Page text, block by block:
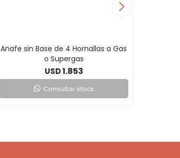
Anafe sin Base de 4 Hornallas a Gas
o Supergas
USD1.853
Consultar stock